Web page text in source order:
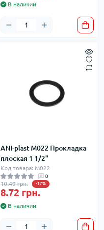
В наличии
ANI-plast М022 Прокладка
плоская 1 1/2"
Код товара: М022
0
10.49 грн. -17%
8.72 грн.
В наличии